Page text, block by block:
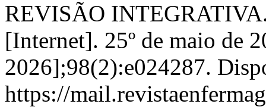
REVISÃO
[Internet]. 25º de maio de
2026];98(2):e024287.
https://